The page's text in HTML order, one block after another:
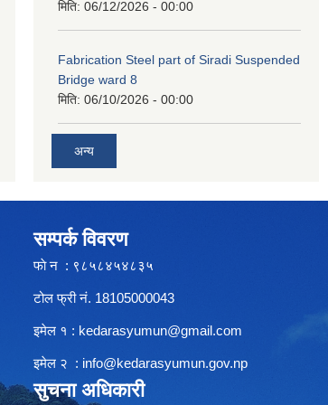
मिति: 06/12/2026 - 00:00
Fabrication Steel part of Siradi Suspended
Bridge ward 8
मिति: 06/10/2026 - 00:00
अन्य
सम्पर्क विवरण
फाे न : ९८५८४५४८३५
टोल फ्री नं. 18105000043
इमेल १ : kedarasyumun@gmail.com
इमेल २ : info@kedarasyumun.gov.np
सुचना अधिकारी